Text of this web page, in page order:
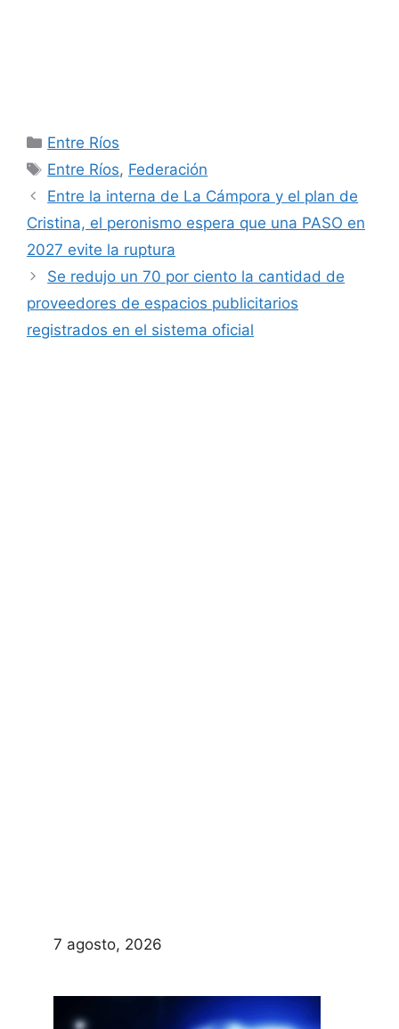
Categorías
Entre Ríos
Etiquetas
Entre Ríos, Federación
Entre la interna de La Cámpora y el plan de
Cristina, el peronismo espera que una PASO en
2027 evite la ruptura
Se redujo un 70 por ciento la cantidad de
proveedores de espacios publicitarios
registrados en el sistema oficial
7 agosto, 2026